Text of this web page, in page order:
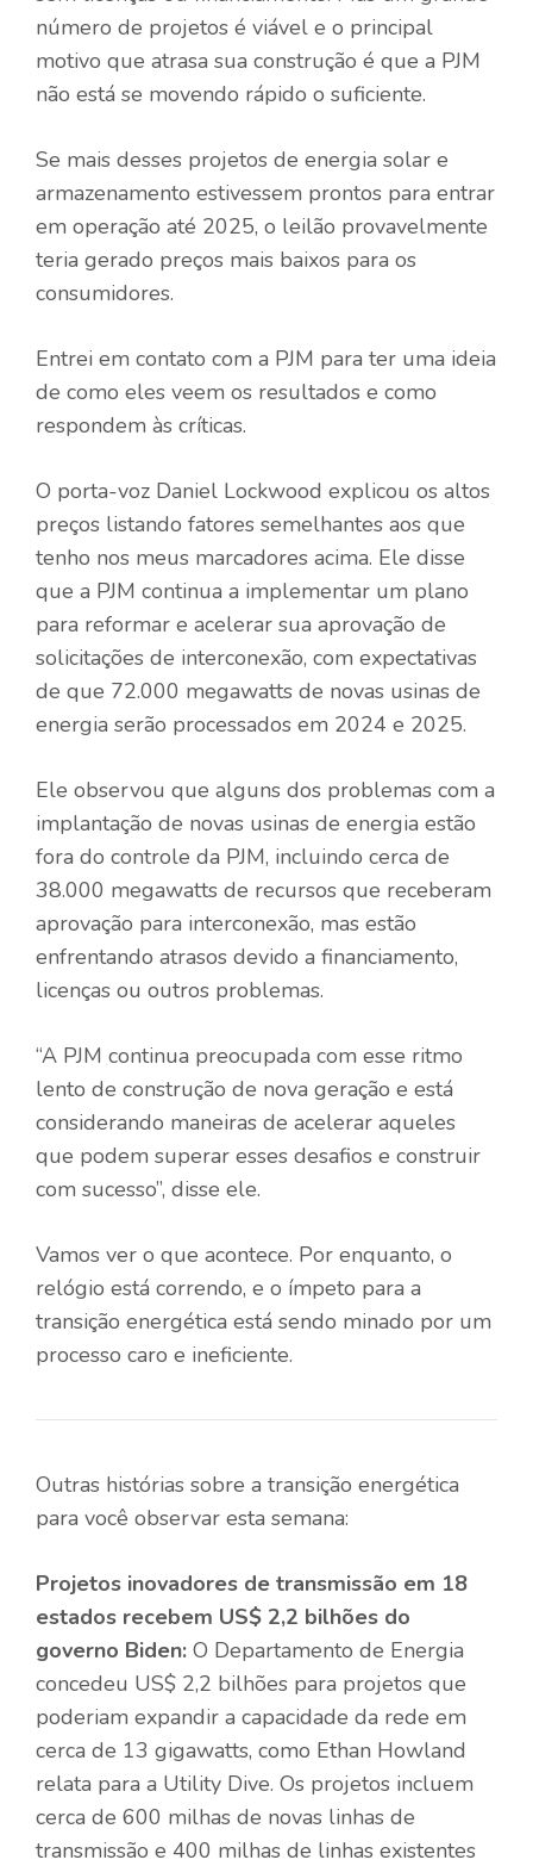
número de projetos é viável e o principal
motivo que atrasa sua construção é que a PJM
não está se movendo rápido o suficiente.
Se mais desses projetos de energia solar e
armazenamento estivessem prontos para entrar
em operação até 2025, o leilão provavelmente
teria gerado preços mais baixos para os
consumidores.
Entrei em contato com a PJM para ter uma ideia
de como eles veem os resultados e como
respondem às críticas.
O porta-voz Daniel Lockwood explicou os altos
preços listando fatores semelhantes aos que
tenho nos meus marcadores acima. Ele disse
que a PJM continua a implementar um plano
para reformar e acelerar sua aprovação de
solicitações de interconexão, com expectativas
de que 72.000 megawatts de novas usinas de
energia serão processados ​​em 2024 e 2025.
Ele observou que alguns dos problemas com a
implantação de novas usinas de energia estão
fora do controle da PJM, incluindo cerca de
38.000 megawatts de recursos que receberam
aprovação para interconexão, mas estão
enfrentando atrasos devido a financiamento,
licenças ou outros problemas.
“A PJM continua preocupada com esse ritmo
lento de construção de nova geração e está
considerando maneiras de acelerar aqueles
que podem superar esses desafios e construir
com sucesso”, disse ele.
Vamos ver o que acontece. Por enquanto, o
relógio está correndo, e o ímpeto para a
transição energética está sendo minado por um
processo caro e ineficiente.
Outras histórias sobre a transição energética
para você observar esta semana:
Projetos inovadores de transmissão em 18
estados recebem US$ 2,2 bilhões do
governo Biden: O Departamento de Energia
concedeu US$ 2,2 bilhões para projetos que
poderiam expandir a capacidade da rede em
cerca de 13 gigawatts, como Ethan Howland
relata para a Utility Dive. Os projetos incluem
cerca de 600 milhas de novas linhas de
transmissão e 400 milhas de linhas existentes